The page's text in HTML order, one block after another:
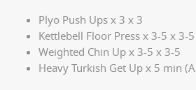
Plyo Push Ups x 3 x 3
Kettlebell Floor Press x 3-5 x 3-5
Weighted Chin Up x 3-5 x 3-5
Heavy Turkish Get Up x 5 min